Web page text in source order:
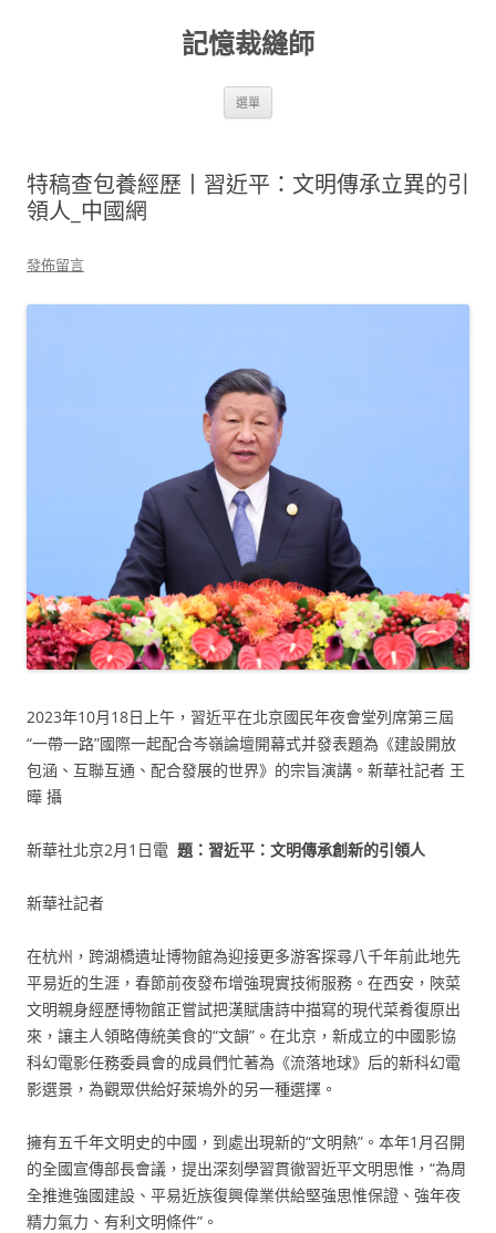
記憶裁縫師
選單
特稿查包養經歷丨習近平：文明傳承立異的引
領人_中國網
發佈留言
2023年10月18日上午，習近平在北京國民年夜會堂列席第三屆
“一帶一路”國際一起配合岑嶺論壇開幕式并發表題為《建設開放
包涵、互聯互通、配合發展的世界》的宗旨演講。新華社記者 王
曄 攝
新華社北京2月1日電 題：習近平：文明傳承創新的引領人
新華社記者
在杭州，跨湖橋遺址博物館為迎接更多游客探尋八千年前此地先
平易近的生涯，春節前夜發布增強現實技術服務。在西安，陜菜
文明親身經歷博物館正嘗試把漢賦唐詩中描寫的現代菜肴復原出
來，讓主人領略傳統美食的“文韻”。在北京，新成立的中國影協
科幻電影任務委員會的成員們忙著為《流落地球》后的新科幻電
影選景，為觀眾供給好萊塢外的另一種選擇。
擁有五千年文明史的中國，到處出現新的“文明熱”。本年1月召開
的全國宣傳部長會議，提出深刻學習貫徹習近平文明思惟，“為周
全推進強國建設、平易近族復興偉業供給堅強思惟保證、強年夜
精力氣力、有利文明條件”。